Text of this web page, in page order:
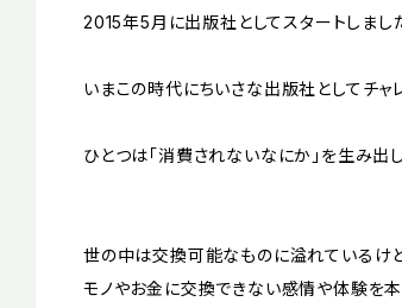
2015年5月に出版社としてスタートしまし
いまこの時代にちいさな出版社としてチャ
ひとつは「消費されないなにか」を生み出し
世の中は交換可能なものに溢れているけど
モノやお金に交換できない感情や体験を本